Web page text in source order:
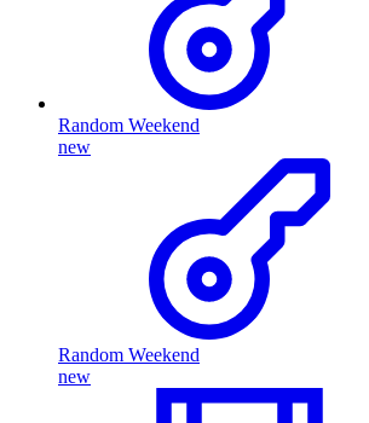
Random Weekend
new
Random Weekend
new